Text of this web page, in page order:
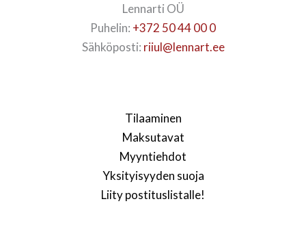
Lennarti OÜ
Puhelin: +372 50 44 00 0
Sähköposti: riiul@lennart.ee
Tilaaminen
Maksutavat
Myyntiehdot
Yksityisyyden suoja
Liity postituslistalle!